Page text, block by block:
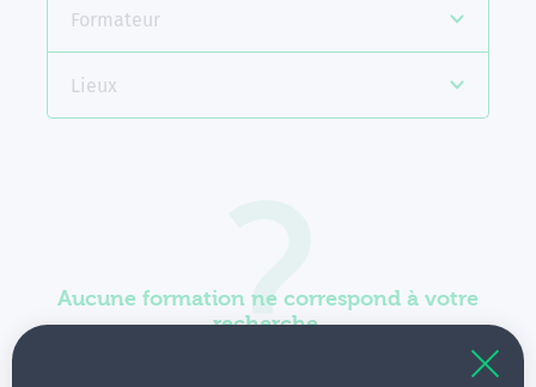
Formateur
Lieux
Aucune formation ne correspond à votre
recherche.
Vous pouvez renouveler votre requête en élargissant